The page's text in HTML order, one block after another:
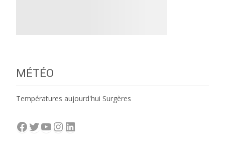
MÉTÉO
Températures aujourd'hui Surgères
Facebook
Twitter
YouTube
Instagram
LinkedIn